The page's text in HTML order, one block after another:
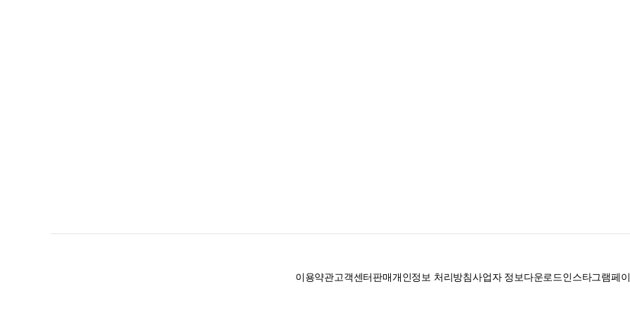
이용약관고객센터판매개인정보 처리방침사업자 정보다운로드인스타그램페